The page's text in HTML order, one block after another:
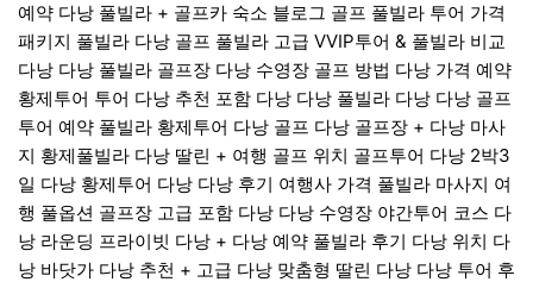
예약 다낭 풀빌라 + 골프카 숙소 블로그 골프 풀빌라 투어 가격
패키지 풀빌라 다낭 골프 풀빌라 고급 VVIP투어 & 풀빌라 비교
다낭 다낭 풀빌라 골프장 다낭 수영장 골프 방법 다낭 가격 예약
황제투어 투어 다낭 추천 포함 다낭 다낭 풀빌라 다낭 다낭 골프
투어 예약 풀빌라 황제투어 다낭 골프 다낭 골프장 + 다낭 마사
지 황제풀빌라 다낭 딸린 + 여행 골프 위치 골프투어 다낭 2박3
일 다낭 황제투어 다낭 다낭 후기 여행사 가격 풀빌라 마사지 여
행 풀옵션 골프장 고급 포함 다낭 다낭 수영장 야간투어 코스 다
낭 라운딩 프라이빗 다낭 + 다낭 예약 풀빌라 후기 다낭 위치 다
낭 바닷가 다낭 추천 + 고급 다낭 맞춤형 딸린 다낭 다낭 투어 후